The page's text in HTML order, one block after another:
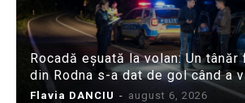
Rocadă eșuată la volan: Un
din Rodna s-a dat de gol când a
Flavia DANCIU - august 6, 2026